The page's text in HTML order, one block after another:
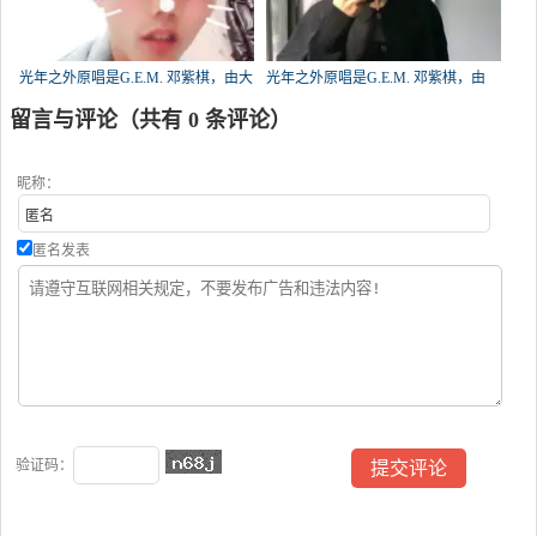
光年之外原唱是G.E.M. 邓紫棋，由大
头波波翻唱(播放:38)
光年之外原唱是G.E.M. 邓紫棋，由
『凌晨』@北屿！翻唱(播放:33)
留言与评论（共有 0 条评论）
昵称：
匿名发表
验证码：